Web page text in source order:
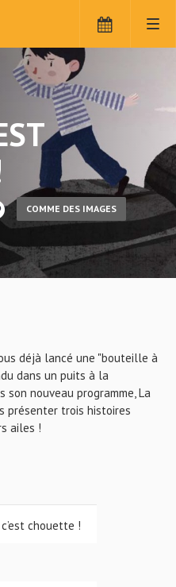
COMME DES IMAGES
déjà lancé une "bouteille à
dans un puits à la
son nouveau programme, La
présenter trois histoires
ailes !
chouette !